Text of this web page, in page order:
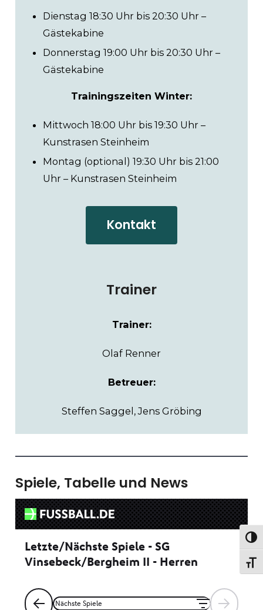
Dienstag 18:30 Uhr bis 20:30 Uhr –
Gästekabine
Donnerstag 19:00 Uhr bis 20:30 Uhr –
Gästekabine
Trainingszeiten Winter:
Mittwoch 18:00 Uhr bis 19:30 Uhr –
Kunstrasen Steinheim
Montag (optional) 19:30 Uhr bis 21:00
Uhr – Kunstrasen Steinheim
Kontakt
Trainer
Trainer:
Olaf Renner
Betreuer:
Steffen Saggel, Jens Gröbing
Spiele, Tabelle und News